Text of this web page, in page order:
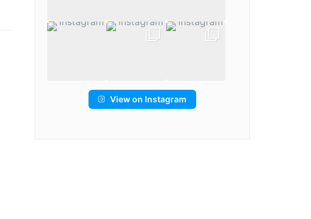
View on Instagram